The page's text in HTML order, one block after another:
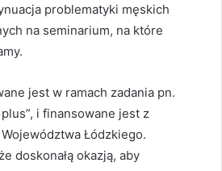
problematyki męskich
na seminarium, na które
jest w ramach zadania pn.
i finansowane jest z
Łódzkiego.
doskonałą okazją, aby